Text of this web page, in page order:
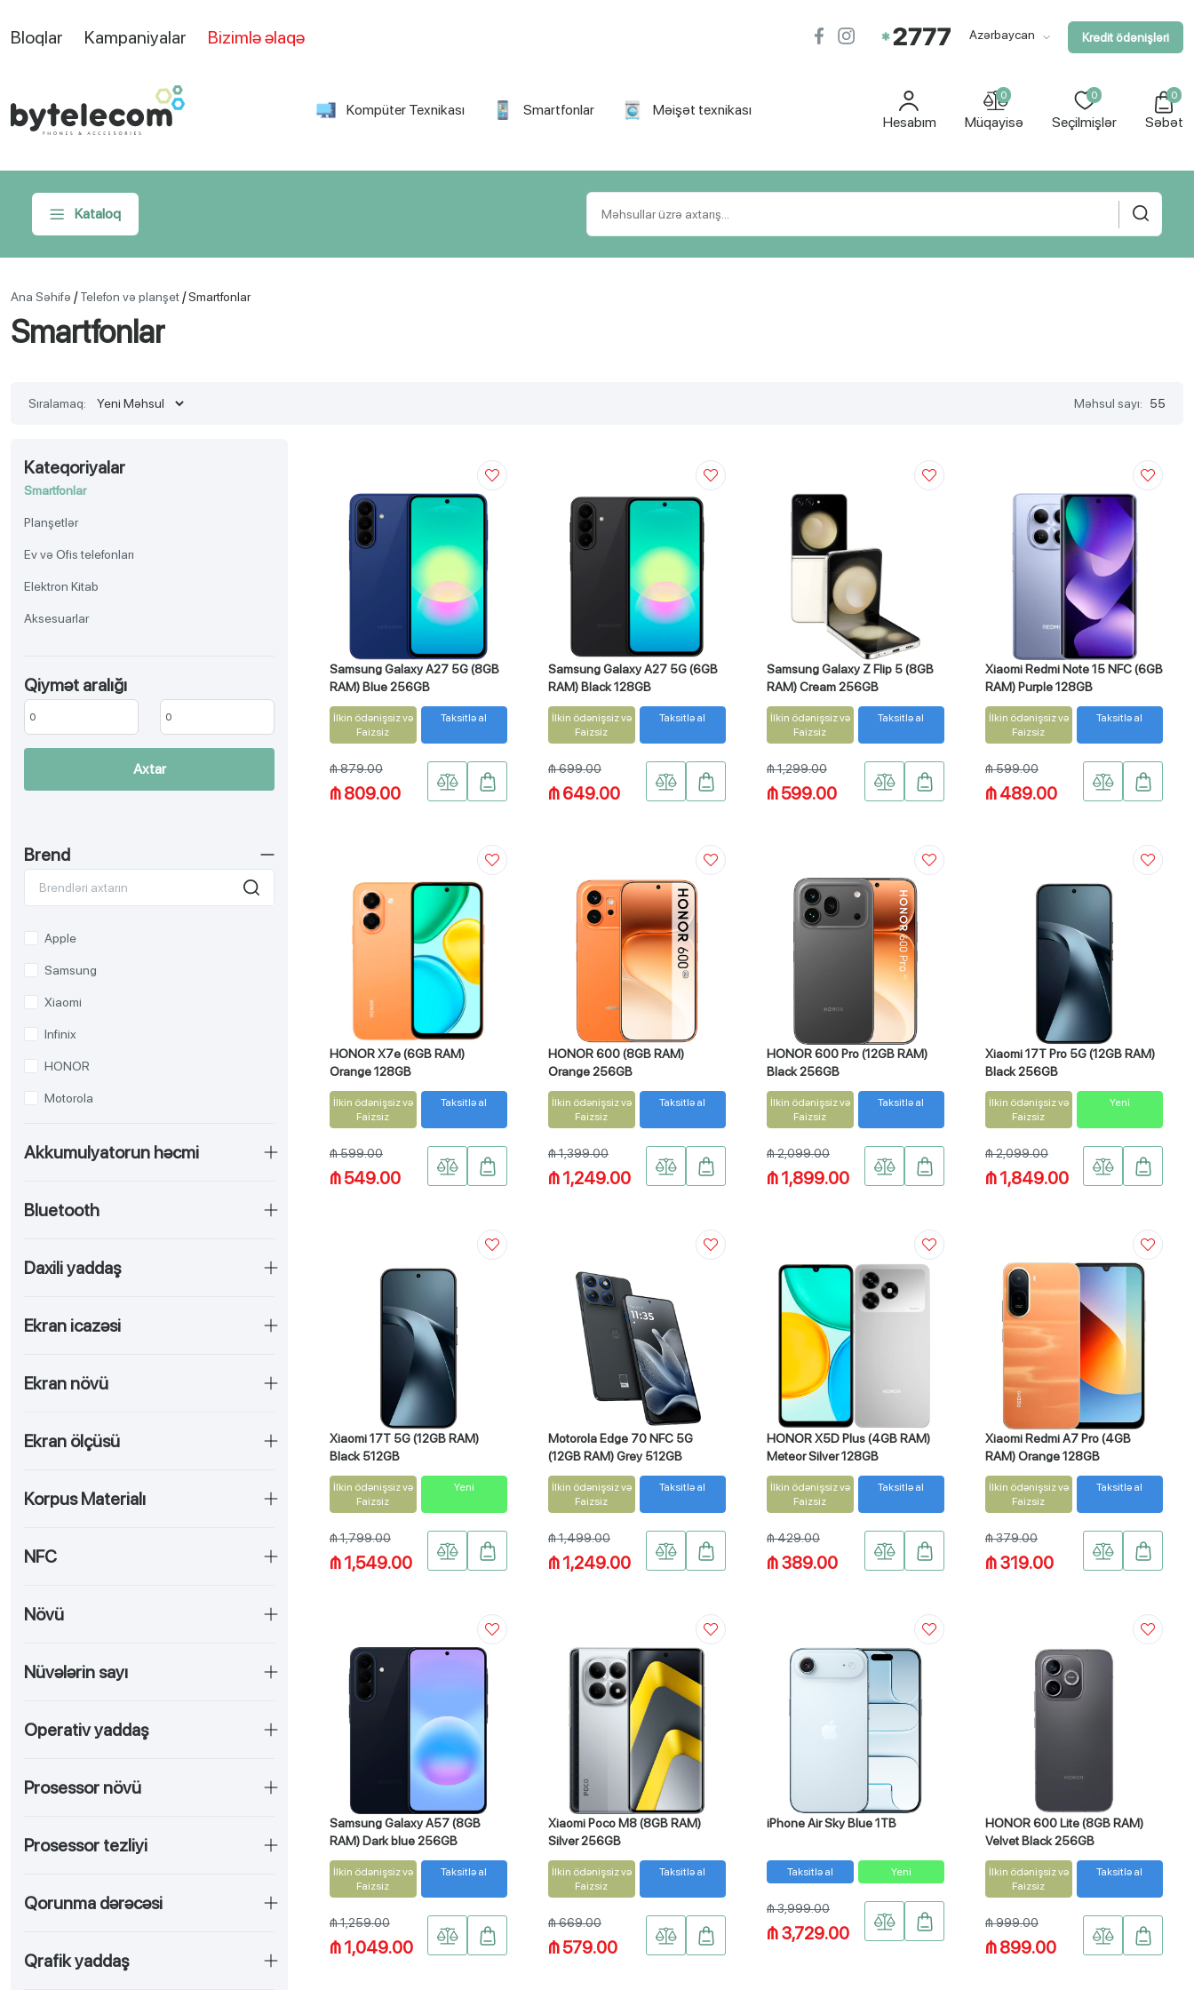
Bloqlar Kampaniyalar Bizimlə əlaqə Azərbaycan Kredit ödənişləri
Kompüter Texnikası Smartfonlar Məişət texnikası
Hesabım
0
Müqayisə
0
Seçilmişlər
0
Səbət
Kataloq
Ana Səhifə / Telefon və planşet/Smartfonlar
Smartfonlar
Sıralamaq: Məhsul sayı: 55
Kateqoriyalar
Smartfonlar
Planşetlər
Ev və Ofis telefonları
Elektron Kitab
Aksesuarlar
Qiymət aralığı
Axtar
Brend
Apple
Samsung
Xiaomi
Infinix
HONOR
Motorola
Akkumulyatorun həcmi
Bluetooth
Daxili yaddaş
Ekran icazəsi
Ekran növü
Ekran ölçüsü
Korpus Materialı
NFC
Növü
Nüvələrin sayı
Operativ yaddaş
Prosessor növü
Prosessor tezliyi
Qorunma dərəcəsi
Qrafik yaddaş
Samsung Galaxy A27 5G (8GB
RAM) Blue 256GB
İlkin ödənişsiz və
Faizsiz
Taksitlə al
₼ 879.00
₼ 809.00
Samsung Galaxy A27 5G (6GB
RAM) Black 128GB
İlkin ödənişsiz və
Faizsiz
Taksitlə al
₼ 699.00
₼ 649.00
Samsung Galaxy Z Flip 5 (8GB
RAM) Cream 256GB
İlkin ödənişsiz və
Faizsiz
Taksitlə al
₼ 1,299.00
₼ 599.00
Xiaomi Redmi Note 15 NFC (6GB
RAM) Purple 128GB
İlkin ödənişsiz və
Faizsiz
Taksitlə al
₼ 599.00
₼ 489.00
HONOR X7e (6GB RAM)
Orange 128GB
İlkin ödənişsiz və
Faizsiz
Taksitlə al
₼ 599.00
₼ 549.00
HONOR 600 (8GB RAM)
Orange 256GB
İlkin ödənişsiz və
Faizsiz
Taksitlə al
₼ 1,399.00
₼ 1,249.00
HONOR 600 Pro (12GB RAM)
Black 256GB
İlkin ödənişsiz və
Faizsiz
Taksitlə al
₼ 2,099.00
₼ 1,899.00
Xiaomi 17T Pro 5G (12GB RAM)
Black 256GB
İlkin ödənişsiz və
Faizsiz
Yeni
₼ 2,099.00
₼ 1,849.00
Xiaomi 17T 5G (12GB RAM)
Black 512GB
İlkin ödənişsiz və
Faizsiz
Yeni
₼ 1,799.00
₼ 1,549.00
Motorola Edge 70 NFC 5G
(12GB RAM) Grey 512GB
İlkin ödənişsiz və
Faizsiz
Taksitlə al
₼ 1,499.00
₼ 1,249.00
HONOR X5D Plus (4GB RAM)
Meteor Silver 128GB
İlkin ödənişsiz və
Faizsiz
Taksitlə al
₼ 429.00
₼ 389.00
Xiaomi Redmi A7 Pro (4GB
RAM) Orange 128GB
İlkin ödənişsiz və
Faizsiz
Taksitlə al
₼ 379.00
₼ 319.00
Samsung Galaxy A57 (8GB
RAM) Dark blue 256GB
İlkin ödənişsiz və
Faizsiz
Taksitlə al
₼ 1,259.00
₼ 1,049.00
Xiaomi Poco M8 (8GB RAM)
Silver 256GB
İlkin ödənişsiz və
Faizsiz
Taksitlə al
₼ 669.00
₼ 579.00
iPhone Air Sky Blue 1TB
Taksitlə al Yeni
₼ 3,999.00
₼ 3,729.00
HONOR 600 Lite (8GB RAM)
Velvet Black 256GB
İlkin ödənişsiz və
Faizsiz
Taksitlə al
₼ 999.00
₼ 899.00